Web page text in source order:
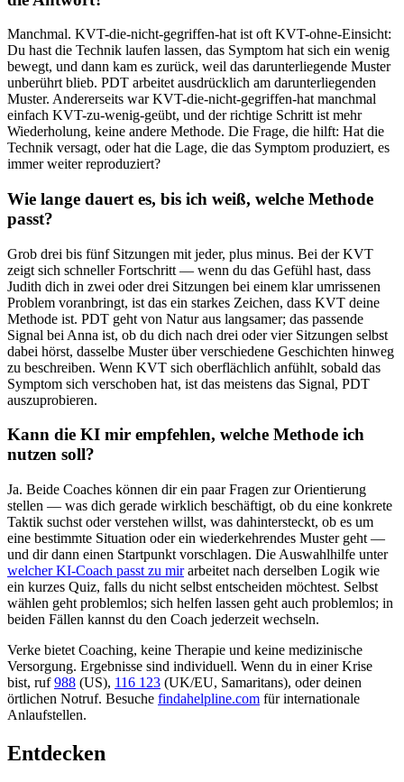
Manchmal. KVT-die-nicht-gegriffen-hat ist oft KVT-ohne-Einsicht:
Du hast die Technik laufen lassen, das Symptom hat sich ein wenig
bewegt, und dann kam es zurück, weil das darunterliegende Muster
unberührt blieb. PDT arbeitet ausdrücklich am darunterliegenden
Muster. Andererseits war KVT-die-nicht-gegriffen-hat manchmal
einfach KVT-zu-wenig-geübt, und der richtige Schritt ist mehr
Wiederholung, keine andere Methode. Die Frage, die hilft: Hat die
Technik versagt, oder hat die Lage, die das Symptom produziert, es
immer weiter reproduziert?
Wie lange dauert es, bis ich weiß, welche Methode
passt?
Grob drei bis fünf Sitzungen mit jeder, plus minus. Bei der KVT
zeigt sich schneller Fortschritt — wenn du das Gefühl hast, dass
Judith dich in zwei oder drei Sitzungen bei einem klar umrissenen
Problem voranbringt, ist das ein starkes Zeichen, dass KVT deine
Methode ist. PDT geht von Natur aus langsamer; das passende
Signal bei Anna ist, ob du dich nach drei oder vier Sitzungen selbst
dabei hörst, dasselbe Muster über verschiedene Geschichten hinweg
zu beschreiben. Wenn KVT sich oberflächlich anfühlt, sobald das
Symptom sich verschoben hat, ist das meistens das Signal, PDT
auszuprobieren.
Kann die KI mir empfehlen, welche Methode ich
nutzen soll?
Ja. Beide Coaches können dir ein paar Fragen zur Orientierung
stellen — was dich gerade wirklich beschäftigt, ob du eine konkrete
Taktik suchst oder verstehen willst, was dahintersteckt, ob es um
eine bestimmte Situation oder ein wiederkehrendes Muster geht —
und dir dann einen Startpunkt vorschlagen. Die Auswahlhilfe unter
welcher KI-Coach passt zu mirarbeitet nach derselben Logik wie
ein kurzes Quiz, falls du nicht selbst entscheiden möchtest. Selbst
wählen geht problemlos; sich helfen lassen geht auch problemlos; in
beiden Fällen kannst du den Coach jederzeit wechseln.
Verke bietet Coaching, keine Therapie und keine medizinische
Versorgung. Ergebnisse sind individuell. Wenn du in einer Krise
bist, ruf 988 (US), 116 123 (UK/EU, Samaritans), oder deinen
örtlichen Notruf. Besuche findahelpline.com für internationale
Anlaufstellen.
Entdecken